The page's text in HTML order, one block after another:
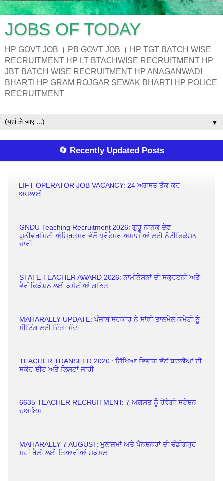
JOBS OF TODAY
HP GOVT JOB । PB GOVT JOB । HP TGT BATCH WISE
RECRUITMENT HP LT BTACHWISE RECRUITMENT HP
JBT BATCH WISE RECRUITMENT HP ANAGANWADI
BHARTI HP GRAM ROJGAR SEWAK BHARTI HP POLICE
RECRUITMENT
▼
🔄 Recently Updated Posts
LIFT OPERATOR JOB VACANCY: 24 ਅਗਸਤ ਤੱਕ ਕਰੋ
ਅਪਲਾਈ
GNDU Teaching Recruitment 2026: ਗੁਰੂ ਨਾਨਕ ਦੇਵ
ਯੂਨੀਵਰਸਿਟੀ ਅੰਮ੍ਰਿਤਸਰ ਵੱਲੋਂ ਪ੍ਰੋਫੈਸਰ ਅਸਾਮੀਆਂ ਲਈ ਨੋਟੀਫਿਕੇਸ਼ਨ
ਜਾਰੀ
STATE TEACHER AWARD 2026: ਨਾਮੀਨੇਸ਼ਨਾਂ ਦੀ ਸਕ੍ਰਟਨੀ ਅਤੇ
ਵੈਰੀਫਿਕੇਸ਼ਨ ਲਈ ਕਮੇਟੀਆਂ ਗਠਿਤ
MAHARALLY UPDATE: ਪੰਜਾਬ ਸਰਕਾਰ ਨੇ ਸਾਂਝੀ ਤਾਲਮੇਲ ਕਮੇਟੀ ਨੂੰ
ਮੀਟਿੰਗ ਲਈ ਦਿੱਤਾ ਸੱਦਾ
TEACHER TRANSFER 2026 : ਸਿੱਖਿਆ ਵਿਭਾਗ ਵੱਲੋਂ ਬਦਲੀਆਂ ਦੀ
ਸਕੋਰ ਸ਼ੀਟ ਅਤੇ ਲਿਸਟਾਂ ਜਾਰੀ
6635 TEACHER RECRUITMENT: 7 ਅਗਸਤ ਨੂੰ ਹੋਵੇਗੀ ਸਟੇਸ਼ਨ
ਚੁਆਇਸ
MAHARALLY 7 AUGUST: ਮੁਲਾਜ਼ਮਾਂ ਅਤੇ ਪੈਨਸ਼ਨਰਾਂ ਦੀ ਚੰਡੀਗੜ੍ਹ
ਮਹਾਂ ਰੈਲੀ ਲਈ ਤਿਆਰੀਆਂ ਮੁਕੰਮਲ